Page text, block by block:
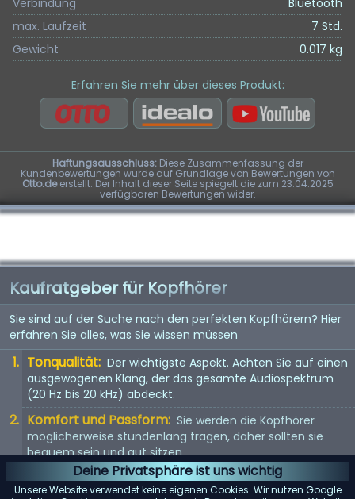
Deine Privatsphäre ist uns wichtig
Unsere Website verwendet keine eigenen Cookies. Wir nutzen Google
Verbindung
Bluetooth
max. Laufzeit
7 Std.
Gewicht
0.017 kg
Erfahren Sie mehr über dieses Produkt:
Haftungsausschluss:Diese Zusammenfassung der
Kundenbewertungen wurde auf Grundlage von Bewertungen von
Otto.deerstellt. Der Inhalt dieser Seite spiegelt die zum 23.04.2025
verfügbaren Bewertungen wider.
Kaufratgeber für Kopfhörer
Sie sind auf der Suche nach den perfekten Kopfhörern? Hier
erfahren Sie alles, was Sie wissen müssen
Tonqualität: Der wichtigste Aspekt. Achten Sie auf einen
ausgewogenen Klang, der das gesamte Audiospektrum
(20 Hz bis 20 kHz) abdeckt.
Komfort und Passform: Sie werden die Kopfhörer
möglicherweise stundenlang tragen, daher sollten sie
bequem sein und gut sitzen.
Kopfhörertyp: In-Ear, On-Ear oder Over-Ear? Jeder Typ
hat seine Vor- und Nachteile. Wählen Sie entsprechend